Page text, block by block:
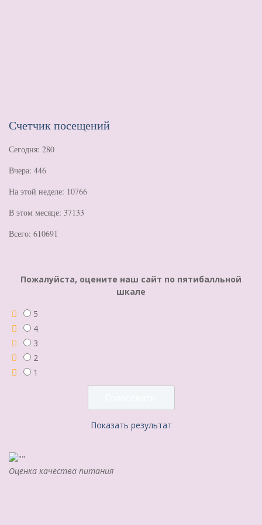
Счетчик посещений
Сегодня: 280
Вчера: 446
На этой неделе: 10766
В этом месяце: 37133
Всего: 610691
Пожалуйста, оцените наш сайт по пятибалльной
шкале
5
4
3
2
1
Показать результат
Оценка качества питания